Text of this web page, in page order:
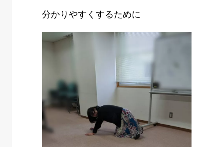
分かりやすくするために